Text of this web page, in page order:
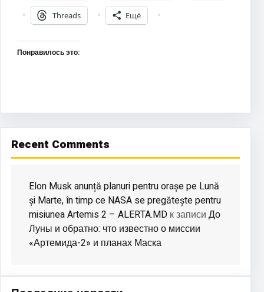
Threads Ещё
Понравилось это:
Recent Comments
Elon Musk anunță planuri pentru orașe pe Lună
și Marte, în timp ce NASA se pregătește pentru
misiunea Artemis 2 – ALERTA.MD к записи До
Луны и обратно: что известно о миссии
«Артемида-2» и планах Маска